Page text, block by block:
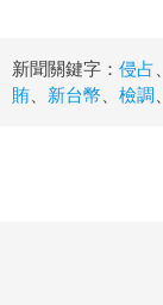
新聞關鍵字： 侵占
賄
新台幣 檢調